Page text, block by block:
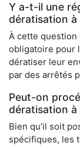
Y a-t-il une
dératisation à
À cette question
obligatoire pour
dératiser leur
par des arrêtés
Peut-on
dératisation à
Bien qu’il soit
spécifiques, les